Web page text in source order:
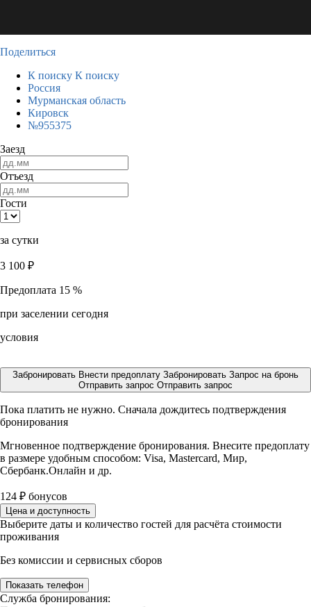
Поделиться
К поиску К поиску
Россия
Мурманская область
Кировск
№955375
Заезд
Отъезд
Гости
за сутки
3 100 ₽
Предоплата 15 %
при заселении сегодня
условия
Забронировать Внести предоплату Забронировать Запрос на бронь
Отправить запрос Отправить запрос
Пока платить не нужно. Сначала дождитесь подтверждения
бронирования
Мгновенное подтверждение бронирования. Внесите предоплату
в размере удобным способом: Visa, Mastercard, Мир,
Сбербанк.Онлайн и др.
124 ₽ бонусов
Цена и доступность
Выберите даты и количество гостей для расчёта стоимости
проживания
Без комиссии и сервисных сборов
Показать телефон
Служба бронирования: